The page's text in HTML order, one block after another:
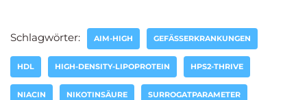
Schlagwörter: AIM-HIGH GEFÄSSERKRANKUNGEN
HDL HIGH-DENSITY-LIPOPROTEIN HPS2-THRIVE
NIACIN NIKOTINSÄURE SURROGATPARAMETER